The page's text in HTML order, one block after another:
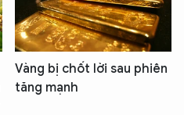
Vàng bị chốt lời sau phiên
tăng mạnh